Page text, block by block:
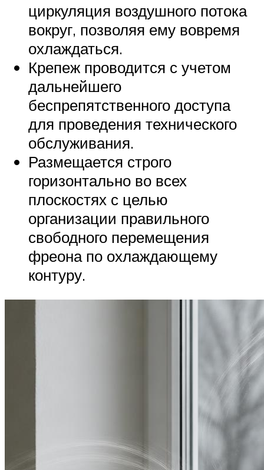
циркуляция воздушного потока
вокруг, позволяя ему вовремя
охлаждаться.
Крепеж проводится с учетом
дальнейшего
беспрепятственного доступа
для проведения технического
обслуживания.
Размещается строго
горизонтально во всех
плоскостях с целью
организации правильного
свободного перемещения
фреона по охлаждающему
контуру.